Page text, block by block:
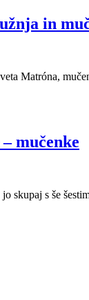
in
Matróna,
mučenke
skupaj s še